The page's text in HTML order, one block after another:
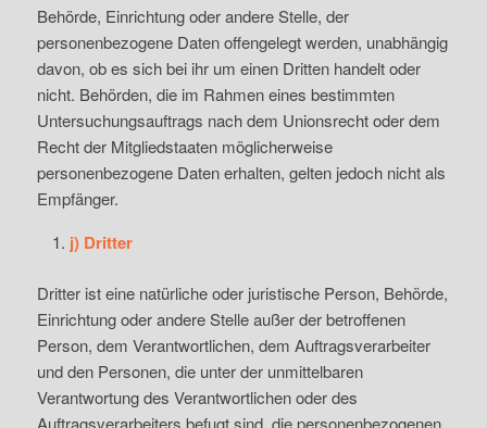
Behörde, Einrichtung oder andere Stelle, der
personenbezogene Daten offengelegt werden, unabhängig
davon, ob es sich bei ihr um einen Dritten handelt oder
nicht. Behörden, die im Rahmen eines bestimmten
Untersuchungsauftrags nach dem Unionsrecht oder dem
Recht der Mitgliedstaaten möglicherweise
personenbezogene Daten erhalten, gelten jedoch nicht als
Empfänger.
j) Dritter
Dritter ist eine natürliche oder juristische Person, Behörde,
Einrichtung oder andere Stelle außer der betroffenen
Person, dem Verantwortlichen, dem Auftragsverarbeiter
und den Personen, die unter der unmittelbaren
Verantwortung des Verantwortlichen oder des
Auftragsverarbeiters befugt sind, die personenbezogenen